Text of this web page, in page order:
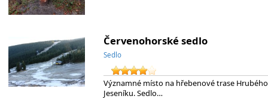
Červenohorské sedlo
Sedlo
Významné místo na hřebenové trase Hrubého
Jeseníku. Sedlo…